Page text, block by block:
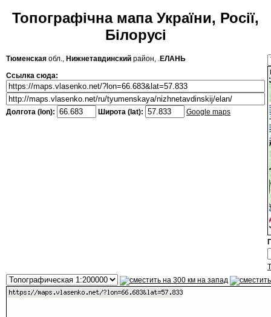
Топографічна мапа України, Росії,
Білорусі
Тюменская обл., Нижнетавдинский район, .ЕЛАНЬ
Ссылка сюда:
Долгота (lon): Широта (lat): Google maps